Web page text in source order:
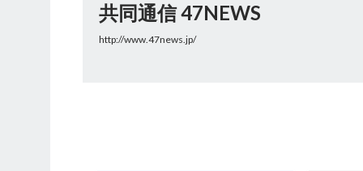
共同通信 47NEWS
http://www.47news.jp/